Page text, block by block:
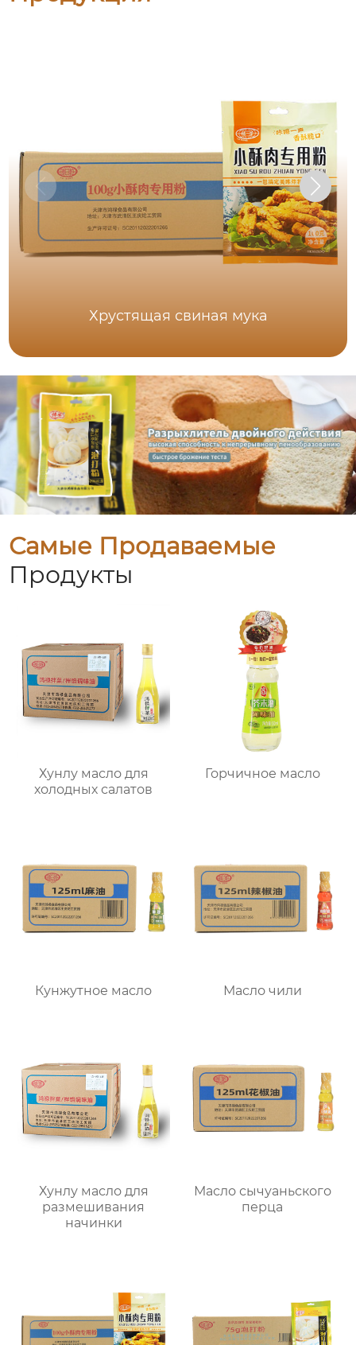
Хрустящая свиная мука
Самые Продаваемые
Продукты
Хунлу масло для
холодных салатов
Горчичное масло
Кунжутное масло Масло чили
Хунлу масло для
размешивания
начинки
Масло сычуаньского
перца